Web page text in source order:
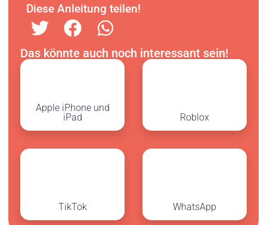
Diese Anleitung teilen!
Das könnte auch noch interessant sein!
Apple iPhone und
iPad
Roblox
TikTok WhatsApp